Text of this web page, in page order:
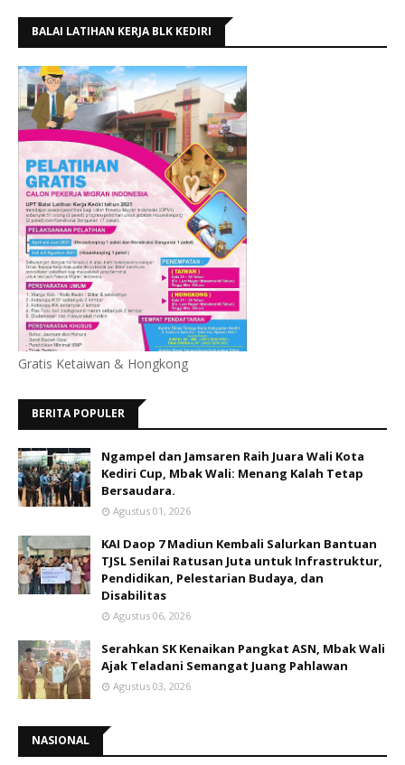
BALAI LATIHAN KERJA BLK KEDIRI
Gratis Ketaiwan & Hongkong
BERITA POPULER
Ngampel dan Jamsaren Raih Juara Wali Kota
Kediri Cup, Mbak Wali: Menang Kalah Tetap
Bersaudara.
Agustus 01, 2026
KAI Daop 7 Madiun Kembali Salurkan Bantuan
TJSL Senilai Ratusan Juta untuk Infrastruktur,
Pendidikan, Pelestarian Budaya, dan
Disabilitas
Agustus 06, 2026
Serahkan SK Kenaikan Pangkat ASN, Mbak Wali
Ajak Teladani Semangat Juang Pahlawan
Agustus 03, 2026
NASIONAL